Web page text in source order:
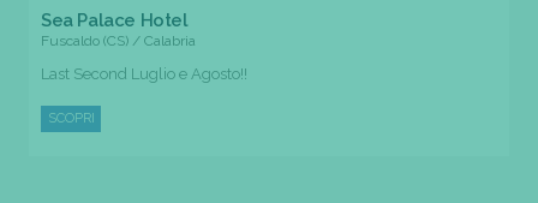
Sea Palace Hotel
Fuscaldo (CS) / Calabria
Last Second Luglio e Agosto!!
SCOPRI